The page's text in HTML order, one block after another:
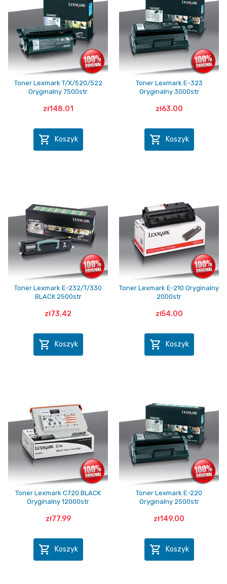
Toner Lexmark T/X/520/522
Oryginalny 7500str
zł148.01
 Koszyk
Toner Lexmark E-323
Oryginalny 3000str
zł63.00
 Koszyk
Toner Lexmark E-232/T/330
BLACK 2500str
zł73.42
 Koszyk
Toner Lexmark E-210 Oryginalny
2000str
zł54.00
 Koszyk
Toner Lexmark C720 BLACK
Oryginalny 12000str
zł77.99
 Koszyk
Toner Lexmark E-220
Oryginalny 2500str
zł149.00
 Koszyk